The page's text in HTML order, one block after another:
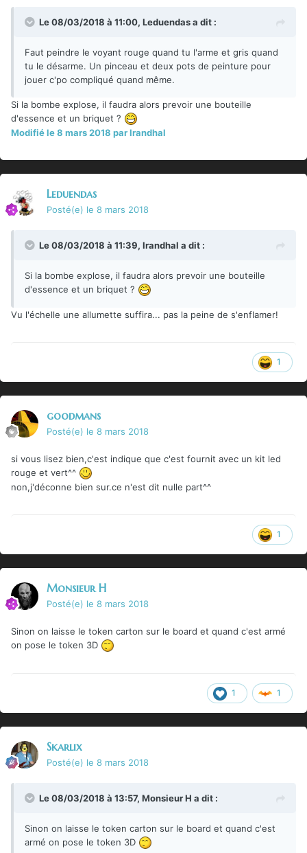
Le 08/03/2018 à 11:00, Leduendasa dit :
Faut peindre le voyant rouge quand tu l'arme et gris quand
tu le désarme. Un pinceau et deux pots de peinture pour
jouer c'po compliqué quand même.
Si la bombe explose, il faudra alors prevoir une bouteille
d'essence et un briquet ?
Modifiéle 8 mars 2018 par Irandhal
Leduendas
Posté(e) le 8 mars 2018
Le 08/03/2018 à 11:39, Irandhal a dit :
Si la bombe explose, il faudra alors prevoir une bouteille
d'essence et un briquet ?
Vu l'échelle une allumette suffira... pas la peine de s'enflamer!
1
goodmans
Posté(e) le 8 mars 2018
si vous lisez bien,c'est indique que c'est fournit avec un kit led
rouge et vert^^
non,j'déconne bien sur.ce n'est dit nulle part^^
1
Monsieur H
Posté(e) le 8 mars 2018
Sinon on laisse le token carton sur le board et quand c'est armé
on pose le token 3D
1 1
Skarlix
Posté(e) le 8 mars 2018
Le 08/03/2018 à 13:57, Monsieur H a dit :
Sinon on laisse le token carton sur le board et quand c'est
armé on pose le token 3D